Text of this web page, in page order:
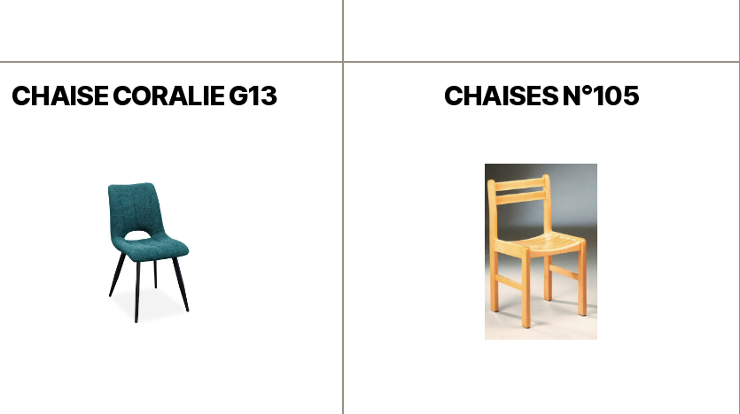
Catégories
CHAISE CORALIE G13
Catégories
CHAISES N°105